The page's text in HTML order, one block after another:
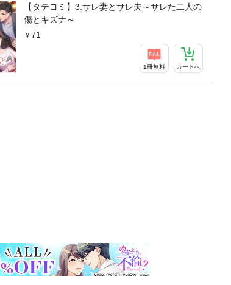
【タテヨミ】3.サレ妻とサレ夫～サレた二人の
傷とキズナ～
71
1冊無料 カートへ